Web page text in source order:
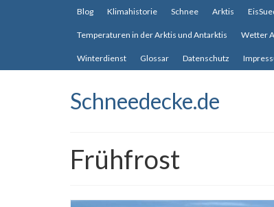
Blog Klimahistorie Schnee Arktis
Temperaturen in der Arktis und Antarktis Wetter
Winterdienst Glossar Datenschutz
Schneedecke.de
Frühfrost